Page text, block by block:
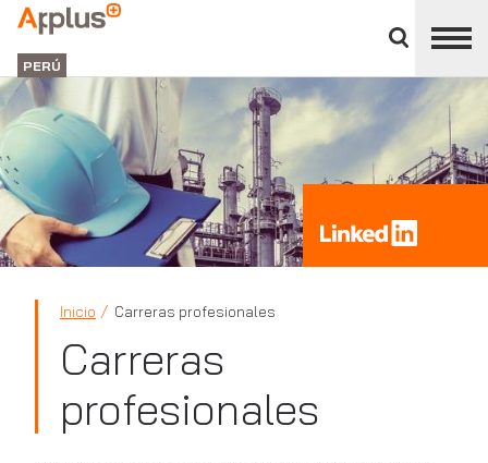
panel
Applus+
GROUP
PERÚ
Inicio Carreras profesionales
Carreras
profesionales